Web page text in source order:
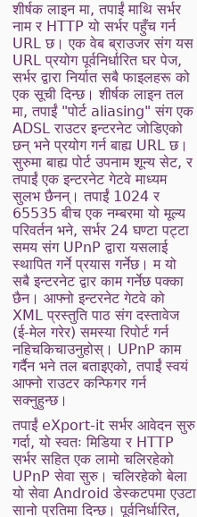
शीर्षक लाइन मा, तपाईं माथि सर्भर
नाम र HTTP यो सर्भर पहुँच गर्न
URL छ। एक वेब ब्राउजर संग यस
URL प्रयोग पूर्वनिर्धारित घर पेज,
सर्भर द्वारा निर्यात सबै फाइलहरू को
एक सूची दिन्छ। शीर्षक लाइन तल
मा, तपाईं "पोर्ट aliasing" संग एक
ADSL राउटर इन्टरनेट जोडिएको
छन् भने प्रयोग गर्न बाह्य URL छ।
सुरुमा बाह्य पोर्ट उपनाम शून्य सेट, र
तपाईं एक इन्टरनेट गेटवे माध्यम
सुलभ छैनन्। तपाईं 1024 र
65535 बीच एक नम्बरमा यो मूल्य
परिवर्तन भने, सर्भर 24 घण्टा पट्टा
समय संग UPnP द्वारा यसलाई
स्थापित गर्ने प्रयास गर्नेछ। म यो
सबै इन्टरनेट द्वार काम गर्नेछ पक्का
छैन। आफ्नो इन्टरनेट गेटवे को
XML प्रस्तुति पाठ संग दस्तावेज
(ई-मेल गरेर) समस्या रिपोर्ट गर्न
नहिचकिचाउनुहोस्। UPnP काम
गर्दैन भने तल बताइएको, तपाईं स्वयं
आफ्नो राउटर कन्फिगर गर्न
सक्नुहुन्छ।
तपाईं eXport-it सर्भर आवेदन सुरु
गर्दा, यो स्वतः मिडिया र HTTP
सर्भर सहित एक लामो चलिरहेको
UPnP सेवा सुरु। चलिरहेको बेला
यो सेवा Android डेस्कटपमा एउटा
सानो प्रतिमा दिन्छ। पूर्वनिर्धारित,